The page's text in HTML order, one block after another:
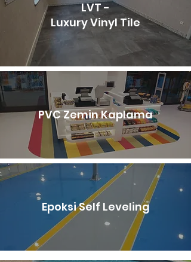
LVT -
Luxury Vinyl Tile
PVC Zemin Kaplama
Epoksi Self Leveling